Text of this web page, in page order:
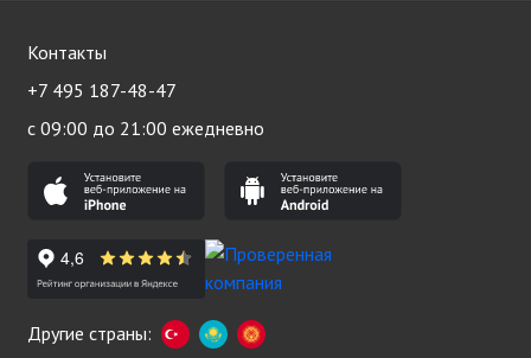
Контакты
+7 495 187-48-47
с 09:00 до 21:00 ежедневно
Другие страны: